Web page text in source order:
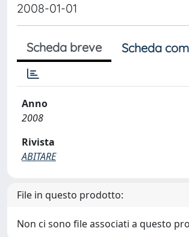
2008-01-01
Scheda breve Scheda
Anno
2008
Rivista
ABITARE
File in questo prodotto:
Non ci sono file associati a questo